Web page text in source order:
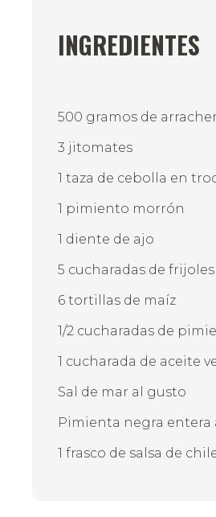
INGREDIENTES
500 gramos de
3 jitomates
1 taza de cebolla en
1 pimiento morrón
1 diente de ajo
5 cucharadas de
6 tortillas de maíz
1/2 cucharadas de
1 cucharada de aceite
Sal de mar al gusto
Pimienta negra entera
1 frasco de salsa de